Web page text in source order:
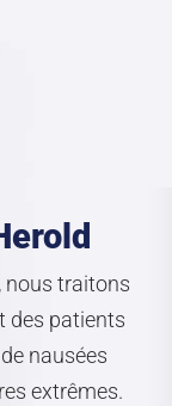
nous traitons
des patients
nausées
extrêmes.